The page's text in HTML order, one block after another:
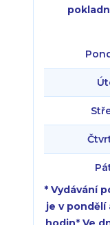
* Vydávání
je v pondělí